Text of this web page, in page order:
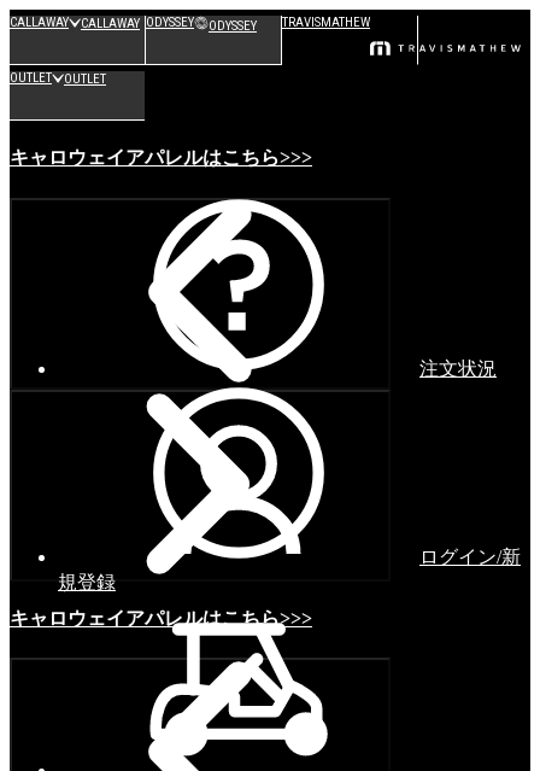
CALLAWAY CALLAWAY ODYSSEY ODYSSEY TRAVISMATHEW
OUTLET OUTLET
キャロウェイアパレルはこちら>>>
キャロウェイアパレルはこちら>>>
注文状況
ログイン/新
規登録